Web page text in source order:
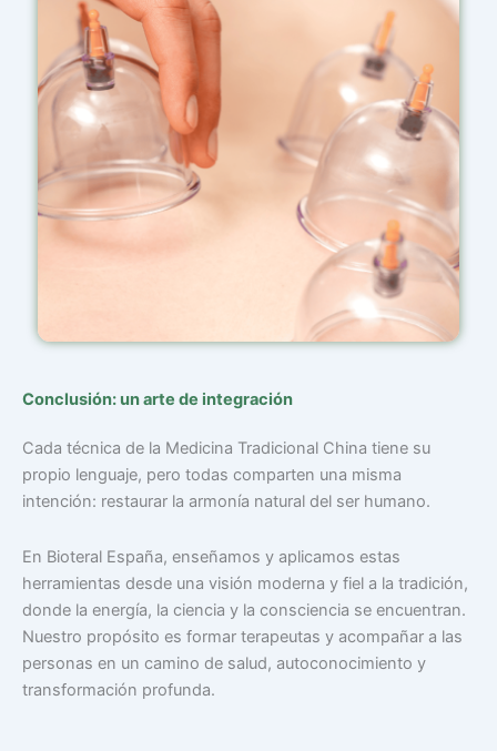
Conclusión: un arte de integración
Cada técnica de la Medicina Tradicional China tiene su
propio lenguaje, pero todas comparten una misma
intención: restaurar la armonía natural del ser humano.
En Bioteral España, enseñamos y aplicamos estas
herramientas desde una visión moderna y fiel a la tradición,
donde la energía, la ciencia y la consciencia se encuentran.
Nuestro propósito es formar terapeutas y acompañar a las
personas en un camino de salud, autoconocimiento y
transformación profunda.